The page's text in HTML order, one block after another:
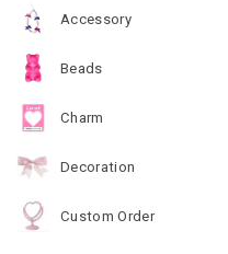
Accessory
Beads
Charm
Decoration
Custom Order